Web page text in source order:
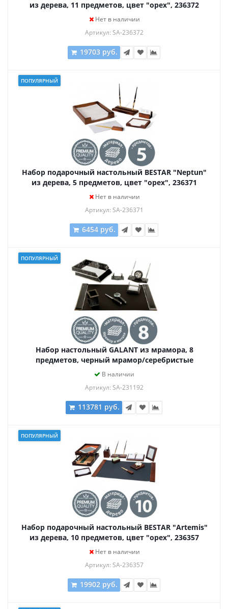
из дерева, 11 предметов, цвет "орех", 236372
Нет в наличии
Артикул: SA-236372
19703 руб.
ПОПУЛЯРНЫЙ
Набор подарочный настольный BESTAR "Neptun"
из дерева, 5 предметов, цвет "орех", 236371
Нет в наличии
Артикул: SA-236371
6454 руб.
ПОПУЛЯРНЫЙ
Набор настольный GALANT из мрамора, 8
предметов, черный мрамор/серебристые
металлические детали, 231192
В наличии
Артикул: SA-231192
113781 руб.
ПОПУЛЯРНЫЙ
Набор подарочный настольный BESTAR "Artemis"
из дерева, 10 предметов, цвет "орех", 236357
Нет в наличии
Артикул: SA-236357
19902 руб.